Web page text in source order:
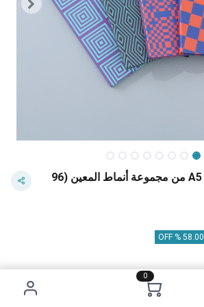
0
دفتر ملاحظات بحجم A5 من مجموعة أنماط المعين (96
58.00 % OFF